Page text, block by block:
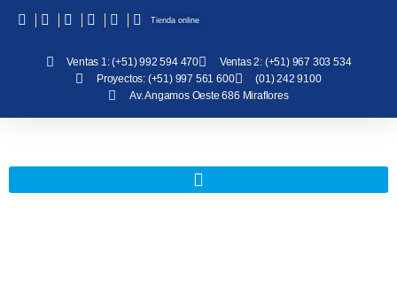
Ventas 1: (+51) 992 594 470
Ventas 2: (+51) 967 303 534
Proyectos: (+51) 997 561 600
(01) 242 9100
Av. Angamos Oeste 686 Miraflores
Tienda online